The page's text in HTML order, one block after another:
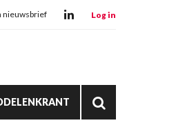
nieuwsbrief Log in